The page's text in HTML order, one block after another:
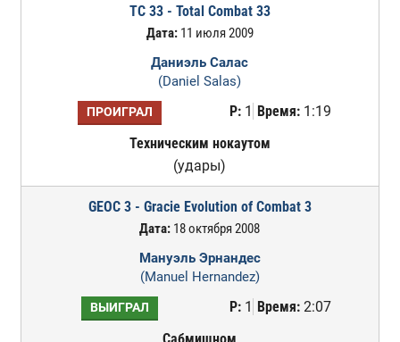
TC 33 - Total Combat 33
Дата:11 июля 2009
Даниэль Салас
(Daniel Salas)
ПРОИГРАЛ Р:1 Время:1:19
Техническим нокаутом
(удары)
GEOC 3 - Gracie Evolution of Combat 3
Дата: 18 октября 2008
Мануэль Эрнандес
(Manuel Hernandez)
ВЫИГРАЛ Р:1 Время:2:07